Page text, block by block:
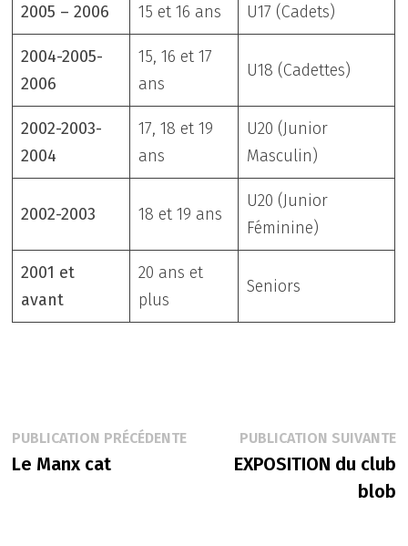
2005 – 2006 15 et 16 ans U17 (Cadets)
2004-2005-
2006
15, 16 et 17
ans
U18 (Cadettes)
2002-2003-
2004
17, 18 et 19
ans
U20 (Junior
Masculin)
2002-2003 18 et 19 ans
U20 (Junior
Féminine)
2001 et
avant
20 ans et
plus
Seniors
Navigation
de
PUBLICATION PRÉCÉDENTEPublication
précédente :
Le Manx cat
PUBLICATION SUIVANTE
EXPOSITION du club
blob